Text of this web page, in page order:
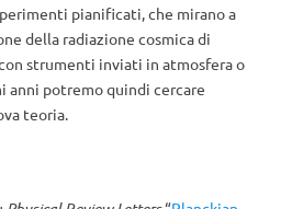
pianificati, che mirano a
della radiazione cosmica di
strumenti inviati in atmosfera o
anni potremo quindi cercare
teoria.